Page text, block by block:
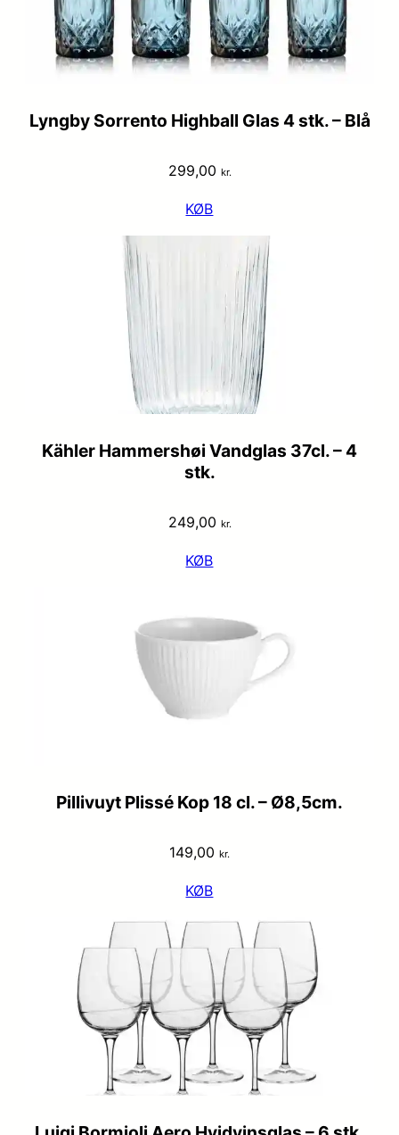
Lyngby Sorrento Highball Glas 4 stk. – Blå
299,00 kr.
KØB
Kähler Hammershøi Vandglas 37cl. – 4
stk.
249,00 kr.
KØB
Pillivuyt Plissé Kop 18 cl. – Ø8,5cm.
149,00 kr.
KØB